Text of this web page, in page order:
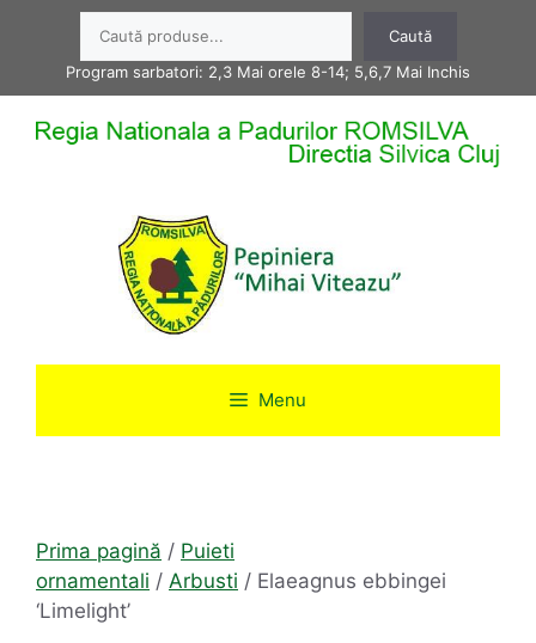
conținut
Caută
Program sarbatori: 2,3 Mai orele 8-14; 5,6,7 Mai Inchis
Menu
Prima pagină / Puieti
ornamentali / Arbusti / Elaeagnus ebbingei
‘Limelight’